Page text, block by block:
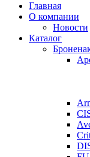
Главная
О компании
Новости
Каталог